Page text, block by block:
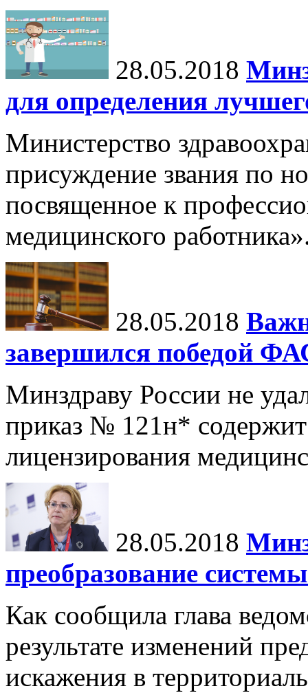
28.05.2018
для определения
Министерство
присуждение звания по
посвященное к
медицинского
28.05.2018
завершился победой
Минздраву России не
приказ № 121н*
лицензирования
28.05.2018
преобразование
Как сообщила глава
результате изменений
искажения в